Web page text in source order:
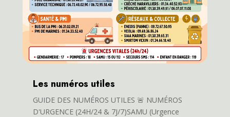
Les numéros utiles
GUIDE DES NUMÉROS UTILES 🚨 NUMÉROS
D'URGENCE (24H/24 & 7J/7)SAMU (Urgence